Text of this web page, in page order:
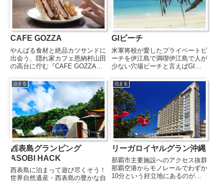
CAFE GOZZA
やんばる食材と絶品カツサンドに
出会う、隠れ家カフェ恩納村山田
の高台に佇む『CAFE GOZZA』
創作イタリアンが楽しめる隠れ家
カフェ。中でも名物の島豚ロース
カツサンドは、分厚くジューシー
で食べ応えがあり、多くの...
GIビーチ
米軍将校が愛したプライベートビ
ーチを伊江島で満喫伊江島で人が
少ない穴場ビーチと言えばGIビ
チだったことからこの名前がつけ
られました。ほとんど手つかずの
自然が残された美しい天然ビーチ
です。海辺のお散歩はもちろ
ん、...
泊まる
西表島グランピング
ASOBI HACK
西表島に泊まって遊び尽くそう！
世界自然遺産・西表島の豊かな自
泊まる
リーガロイヤルグラン沖縄
那覇市主要施設へのアクセス抜群
那覇空港からモノレールでわずか
10分という好立地にあるのが